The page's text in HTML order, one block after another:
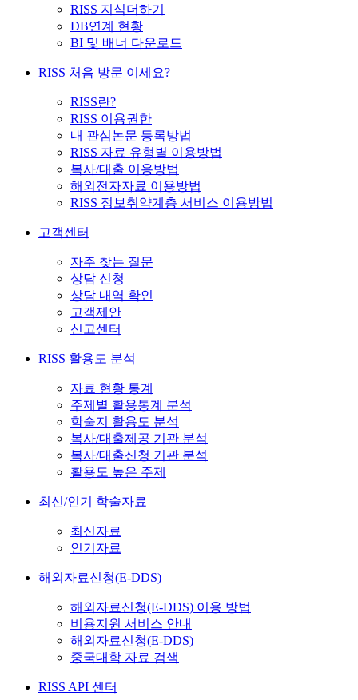
RISS 지식더하기
DB연계 현황
BI 및 배너 다운로드
RISS 처음 방문 이세요?
RISS란?
RISS 이용권한
내 관심논문 등록방법
RISS 자료 유형별 이용방법
복사/대출 이용방법
해외전자자료 이용방법
RISS 정보취약계층 서비스 이용방법
고객센터
자주 찾는 질문
상담 신청
상담 내역 확인
고객제안
신고센터
RISS 활용도 분석
자료 현황 통계
주제별 활용통계 분석
학술지 활용도 분석
복사/대출제공 기관 분석
복사/대출신청 기관 분석
활용도 높은 주제
최신/인기 학술자료
최신자료
인기자료
해외자료신청(E-DDS)
해외자료신청(E-DDS) 이용 방법
비용지원 서비스 안내
해외자료신청(E-DDS)
중국대학 자료 검색
RISS API 센터